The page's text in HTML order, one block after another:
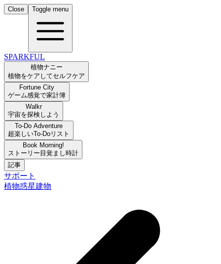
Close Toggle menu
SPARKFUL
植物ナニー
植物をケアしてセルフケア
Fortune City
ゲーム感覚で家計簿
Walkr
宇宙を探検しよう
To-Do Adventure
超楽しいTo-Doリスト
Book Morning!
ストーリー目覚まし時計
記事
サポート
植物惑星建物